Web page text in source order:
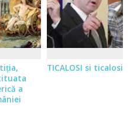
a
TICALOSI si ticalosi